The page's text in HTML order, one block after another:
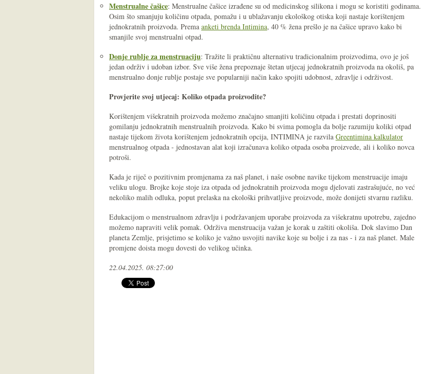
Menstrualne čašice: Menstrualne čašice izrađene su od medicinskog silikona i mogu se koristiti godinama.
Osim što smanjuju količinu otpada, pomažu i u ublažavanju ekološkog otiska koji nastaje korištenjem
jednokratnih proizvoda. Prema anketi brenda Intimina, 40 % žena prešlo je na čašice upravo kako bi
smanjile svoj menstrualni otpad.
Donje rublje za menstruaciju: Tražite li praktičnu alternativu tradicionalnim proizvodima, ovo je još
jedan održiv i udoban izbor. Sve više žena prepoznaje štetan utjecaj jednokratnih proizvoda na okoliš, pa
menstrualno donje rublje postaje sve popularniji način kako spojiti udobnost, zdravlje i održivost.
Provjerite svoj utjecaj: Koliko otpada proizvodite?
Korištenjem višekratnih proizvoda možemo značajno smanjiti količinu otpada i prestati doprinositi
gomilanju jednokratnih menstrualnih proizvoda. Kako bi svima pomogla da bolje razumiju koliki otpad
nastaje tijekom života korištenjem jednokratnih opcija, INTIMINA je razvila Greentimina kalkulator
menstrualnog otpada - jednostavan alat koji izračunava koliko otpada osoba proizvede, ali i koliko novca
potroši.
Kada je riječ o pozitivnim promjenama za naš planet, i naše osobne navike tijekom menstruacije imaju
veliku ulogu. Brojke koje stoje iza otpada od jednokratnih proizvoda mogu djelovati zastrašujuće, no već
nekoliko malih odluka, poput prelaska na ekološki prihvatljive proizvode, može donijeti stvarnu razliku.
Edukacijom o menstrualnom zdravlju i podržavanjem uporabe proizvoda za višekratnu upotrebu, zajedno
možemo napraviti velik pomak. Održiva menstruacija važan je korak u zaštiti okoliša. Dok slavimo Dan
planeta Zemlje, prisjetimo se koliko je važno usvojiti navike koje su bolje i za nas - i za naš planet. Male
promjene doista mogu dovesti do velikog učinka.
22.04.2025. 08:27:00